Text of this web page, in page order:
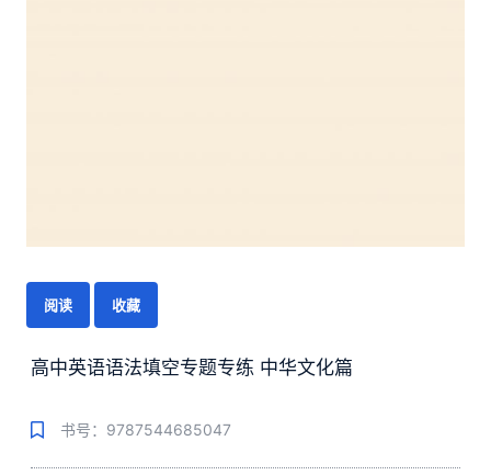
阅读 收藏
高中英语语法填空专题专练 中华文化篇
书号：9787544685047